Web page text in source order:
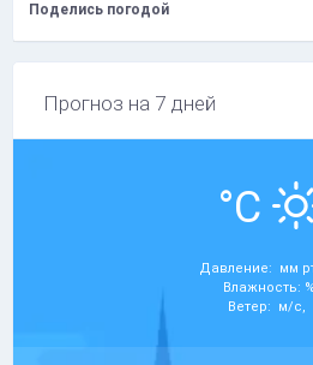
Поделись погодой
Прогноз на 7 дней
°C
Давление: мм
Влажность: %
Ветер: м/с,